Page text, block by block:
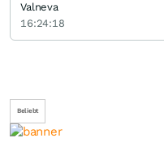
Beliebt
Valneva
16:24:18